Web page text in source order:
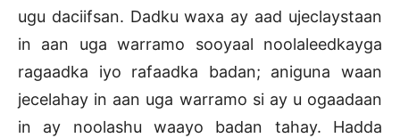
ugu daciifsan. Dadku waxa ay aad ujeclaystaan
in aan uga warramo sooyaal noolaleedkayga
ragaadka iyo rafaadka badan; aniguna waan
jecelahay in aan uga warramo si ay u ogaadaan
in ay noolashu waayo badan tahay. Hadda